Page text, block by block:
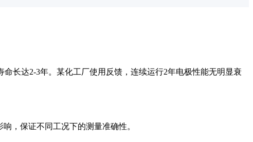
命长达2-3年。某化工厂使用反馈，连续运行2年电极性能无明显衰
，保证不同工况下的测量准确性。